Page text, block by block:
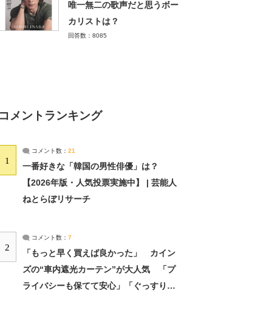
唯一無二の歌声だと思うボー
カリストは？
回答数：8085
メントランキング
1
コメント数： 21
一番好きな「韓国の男性俳優」は？
【2026年版・人気投票実施中】 | 芸能人
ねとらぼリサーチ
2
コメント数： 7
「もっと早く買えば良かった」 カイン
ズの“車内遮光カーテン”が大人気 「プ
ライバシーも保てて安心」「ぐっすり眠